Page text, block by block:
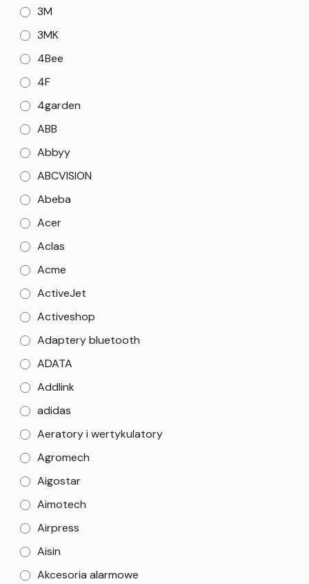
3M
3MK
4Bee
4F
4garden
ABB
Abbyy
ABCVISION
Abeba
Acer
Aclas
Acme
ActiveJet
Activeshop
Adaptery bluetooth
ADATA
Addlink
adidas
Aeratory i wertykulatory
Agromech
Aigostar
Aimotech
Airpress
Aisin
Akcesoria alarmowe